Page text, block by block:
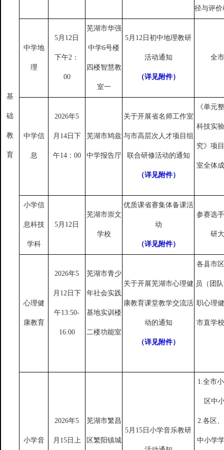
基
础
教
育
径与评
中学地
理
5月12日
下午2：
00
芜湖市华强
中学6号楼
四楼智慧教
室一
5月12日初中地理教研
活动通知
（详见附件）
全
中学信
息
2026年5
月14日下
午14：00
芜湖市鸠兹
中学报告厅
关于开展省名师工作室
与市高层次人才项目组
联合研修活动的通知
（详见附件）
《单元
科技实
究》项
室全体
小学信
息科技
学科
5月12日
芜湖市崇文
学校
优质课省赛集体备课活
动
（详见附件）
参赛选
研
心理健
康教育
2026年5
月12日下
午13:50-
16:00
芜湖市青少
年社会实践
基地实训楼
二楼功能室
关于开展芜湖市心理健
康教育课堂教学交流活
动的通知
（详见附件）
各县市
员（团
职心理
市直学
小学音
2026年5
月15日上
芜湖市繁昌
区繁阳镇城
5月15日小学音乐教研
1.全市
区中
2.各区
中小学